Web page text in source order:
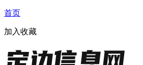
首页
加入收藏